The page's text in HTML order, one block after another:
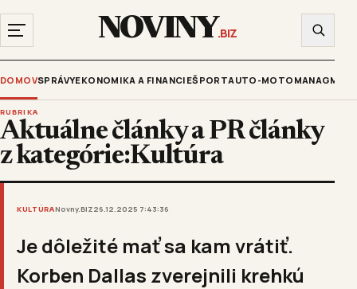
NOVINY.BIZ
DOMOVSPRÁVYEKONOMIKA A FINANCIEŠPORTAUTO-MOTO
RUBRIKA
Aktuálne články a PR články
z kategórie:Kultúra
KULTÚRANovny.BIZ26.12.2025 7:43:36
Je dôležité mať sa kam vrátiť.
Korben Dallas zverejnili krehkú